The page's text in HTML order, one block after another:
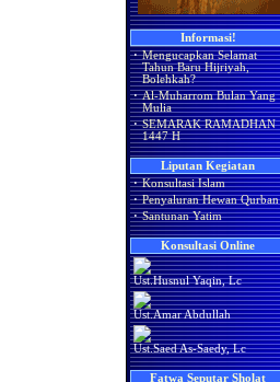
Informasi!
· Mengucapkan Selamat
Tahun Baru Hijriyah,
Bolehkah?
· Al-Muharrom Bulan Yang
Mulia
· SEMARAK RAMADHAN
1447 H
Liputan Kegiatan
· Konsultasi Islam
· Penyaluran Hewan Qurban
· Santunan Yatim
Konsultasi Online
Ust.Husnul Yaqin, Lc
Ust.Amar Abdullah
Ust.Saed As-Saedy, Lc
Fatwa Seputar Sholat